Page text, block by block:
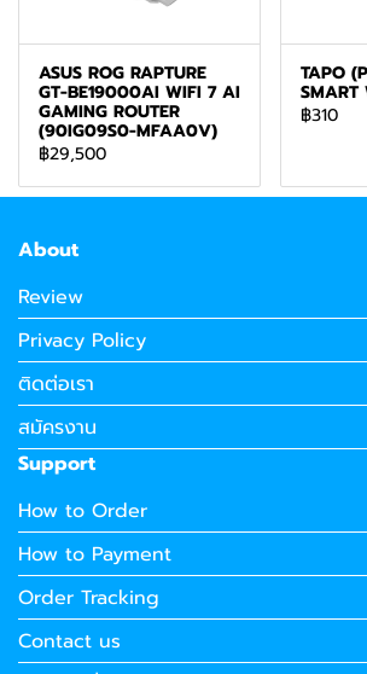
ASUS ROG RAPTURE
GT-BE19000AI WIFI 7 AI
GAMING ROUTER
(90IG09S0-MFAA0V)
฿29,500
TAPO
SMART
฿310
About
Review
Privacy Policy
ติดต่อเรา
สมัครงาน
Support
How to Order
How to Payment
Order Tracking
Contact us